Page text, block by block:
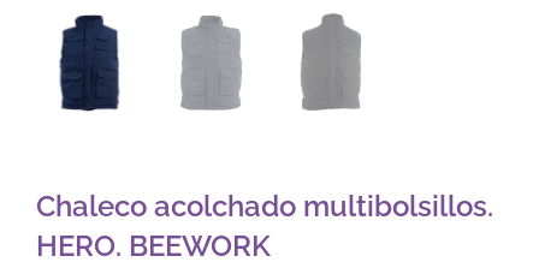
Chaleco acolchado multibolsillos.
HERO. BEEWORK